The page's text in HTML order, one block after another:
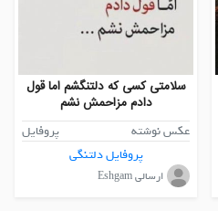
سلامتی کسی که دلتنگشم اما قول
دادم مزاحمش نشم
عکس نوشته
پروفایل
پروفایل دلتنگی
ارسالی Eshgam